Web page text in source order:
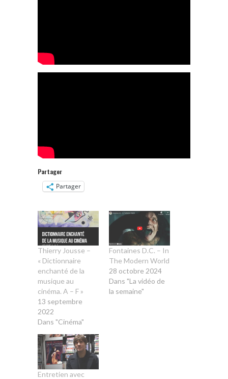
Partager
Partager
Thierry Jousse –
« Dictionnaire
enchanté de la
musique au
cinéma. A – F »
13 septembre
2022
Dans "Cinéma"
Fontaines D.C. – In
The Modern World
28 octobre 2024
Dans "La vidéo de
la semaine"
Entretien avec